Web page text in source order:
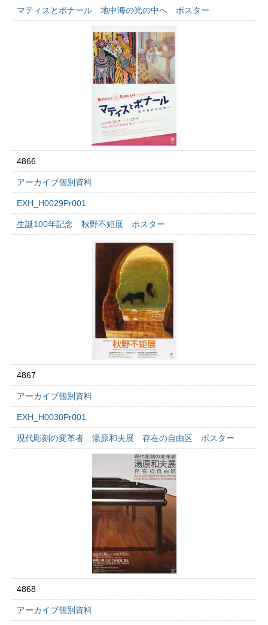
マティスとボナール 地中海の光の中へ ポスター
4866
アーカイブ個別資料
EXH_H0029Pr001
生誕100年記念 秋野不矩展 ポスター
4867
アーカイブ個別資料
EXH_H0030Pr001
現代彫刻の変革者 湯原和夫展 存在の自由区 ポスター
4868
アーカイブ個別資料